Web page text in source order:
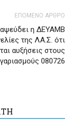
ΕΠΟΜΕΝΟ ΑΡΘΡΟ
η ΔΕΥΑΜΒ
της ΛΑ.Σ. ότι
αυξήσεις στους
080726